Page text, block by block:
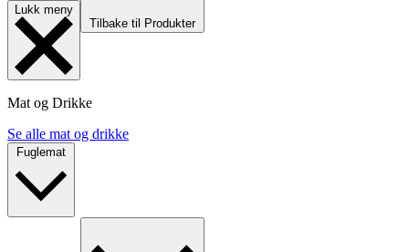
Lukk meny
Tilbake til Produkter
Mat og Drikke
Se alle mat og drikke